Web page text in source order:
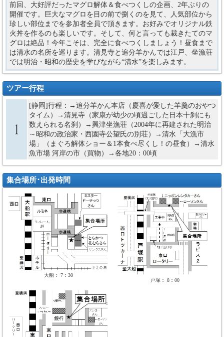
前回、大好評だったマグロ解体＆食べつくしの企画、2年ぶりの
開催です。巨大なマグロを目の前で捌くのを見て、人気部位から
珍しい部位までを参加者全員で頂きます。お好みでオリジナル鉄
火丼を作るのも楽しいです。そして、何と言っても裁きたてのマ
グロは絶品！今年こそは、完全に食べつくしましょう！昼食まで
は清水の名所を巡ります。清見寺と追分羊かんでは江戸、坐漁荘
では明治・昭和の歴史を学びながら“清水”を楽しみます。
ツアー行程
[静岡]行程：→追分羊かん本店（慶喜が愛した羊羹のおやつ
タイム）→清見寺（家康が幼少の頃過ごした日本十刹にも
数えられる名刹）→興津坐漁荘（2004年に再建された明治
～昭和の政治家・西園寺公望氏の別荘）→清水「大漁市
場」（まぐろ解体ショー＆1本食べ尽くし！の昼食）→清水
魚市場 河岸の市（買物）→各地20：00頃
集合場所･出発時間
大船： 7：30
戸塚： 8：00